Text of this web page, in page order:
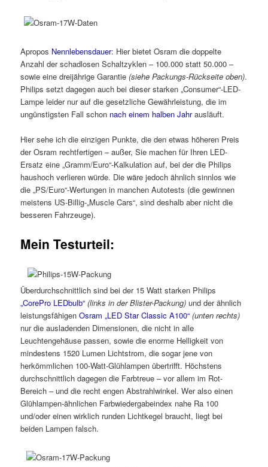
Apropos Nennlebensdauer: Hier bietet Osram die doppelte
Anzahl der schadlosen Schaltzyklen – 100.000 statt 50.000 –
sowie eine dreijährige Garantie(siehe Packungs-Rückseite oben).
Philips setzt dagegen auch bei dieser starken „Consumer“-LED-
Lampe leider nur auf die gesetzliche Gewährleistung, die im
ungünstigsten Fall schon nach einem halben Jahrausläuft.
Hier sehe ich die einzigen Punkte, die den etwas höheren Preis
der Osram rechtfertigen – außer, Sie machen für Ihren LED-
Ersatz eine „Gramm/Euro“-Kalkulation auf, bei der die Philips
haushoch verlieren würde. Die wäre jedoch ähnlich sinnlos wie
die „PS/Euro“-Wertungen in manchen Autotests (die gewinnen
meistens US-Billig-„Muscle Cars“, sind deshalb aber nicht die
besseren Fahrzeuge).
Mein Testurteil:
Überdurchschnittlich sind bei der 15 Watt starken Philips
„CorePro LEDbulb“ (links in der Blister-Packung) und der ähnlich
leistungsfähigenOsram „LED Star Classic A100“ (unten rechts)
nur die ausladenden Dimensionen, die nicht in alle
Leuchtengehäuse passen, sowie die enorme Helligkeit von
mindestens 1520 Lumen Lichtstrom, die sogar jene von
herkömmlichen 100-Watt-Glühlampen übertrifft. Höchstens
durchschnittlich dagegen die Farbtreue – vor allem im Rot-
Bereich – und die recht engen Abstrahlwinkel. Wer also einen
Glühlampen-ähnlichen Farbwiedergabeindex nahe Ra 100
und/oder einen wirklich runden Lichtkegel braucht, liegt bei
beiden Lampen falsch.